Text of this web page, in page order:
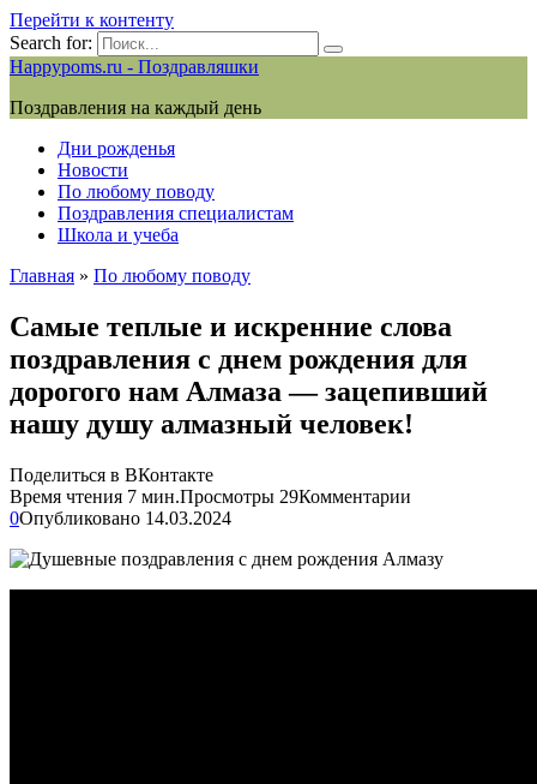
Перейти к контенту
Search for:
Happypoms.ru - Поздравляшки
Поздравления на каждый день
Дни рожденья
Новости
По любому поводу
Поздравления специалистам
Школа и учеба
Главная » По любому поводу
Самые теплые и искренние слова
поздравления с днем рождения для
дорогого нам Алмаза — зацепивший
нашу душу алмазный человек!
Поделиться в ВКонтакте
Время чтения 7 мин.Просмотры 29Комментарии
0Опубликовано 14.03.2024